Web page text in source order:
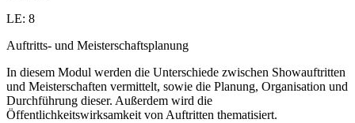
LE: 8
Auftritts- und Meisterschaftsplanung
In diesem Modul werden die Unterschiede zwischen Showauftritten
und Meisterschaften vermittelt, sowie die Planung, Organisation und
Durchführung dieser. Außerdem wird die
Öffentlichkeitswirksamkeit von Auftritten thematisiert.